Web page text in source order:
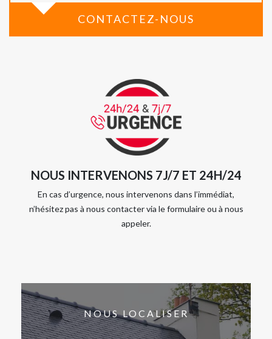
CONTACTEZ-NOUS
NOUS INTERVENONS 7J/7 ET 24H/24
En cas d’urgence, nous intervenons dans l’immédiat,
n’hésitez pas à nous contacter via le formulaire ou à nous
appeler.
NOUS LOCALISER